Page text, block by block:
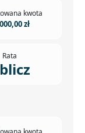
kwota
zł
Rata